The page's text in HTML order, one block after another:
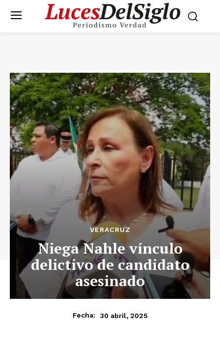
VERACRUZ
Niega Nahle vínculo
delictivo de candidato
asesinado
Fecha: 30 abril, 2025